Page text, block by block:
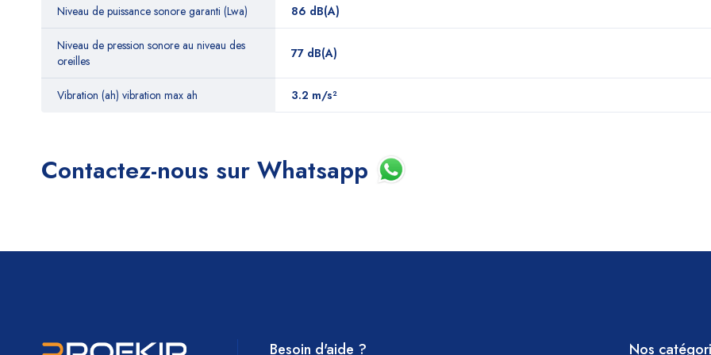
Niveau de puissance sonore garanti (Lwa) 86 dB(A)
Niveau de pression sonore au niveau des
oreilles
77 dB(A)
Vibration (ah) vibration max ah 3.2 m/s²
Contactez-nous sur Whatsapp
Besoin d'aide ? Nos